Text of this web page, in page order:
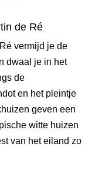
de Ré
vermijd je de
dwaal je in het
de
en het pleintje
geven een
witte huizen
van het eiland zo